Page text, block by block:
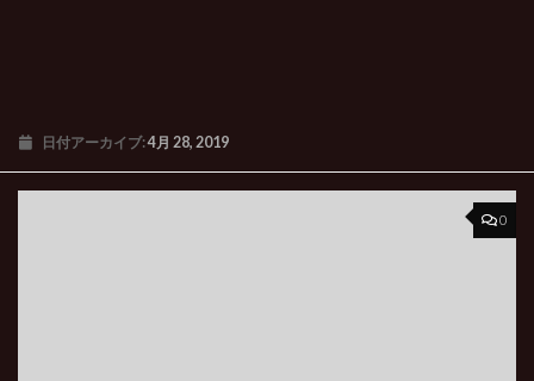
日付アーカイブ:4月 28, 2019
0